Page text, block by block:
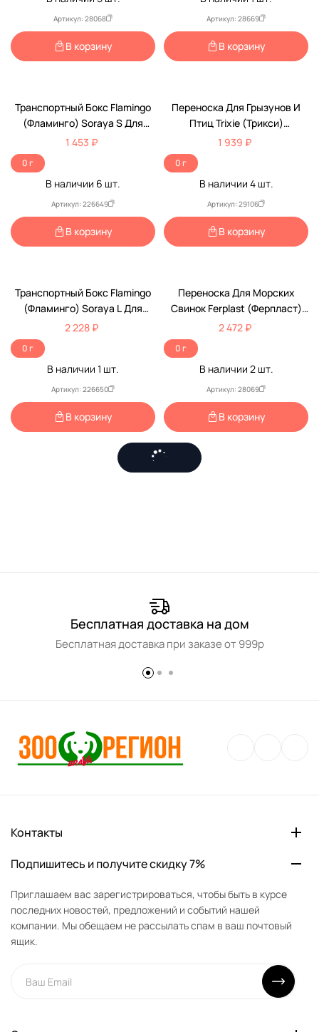
Артикул: 28068
В корзину
Артикул: 28669
В корзину
Транспортный Бокс Flamingo
(Фламинго) Soraya S Для
Перевозки Мелких Животных
19*32*22см Бордовый Fl31480
1 453 ₽
0 г
В наличии 6 шт.
Артикул: 226649
В корзину
Переноска Для Грызунов И
Птиц Trixie (Трикси)
30*18*20см 5902
1 939 ₽
0 г
В наличии 4шт.
Артикул: 29106
В корзину
Транспортный Бокс Flamingo
(Фламинго) Soraya L Для
Перевозки Мелких Животных
24 5*39*27см Бордовый
2 228 ₽
0 г
В наличии 1 шт.
Артикул: 226650
В корзину
Переноска Для Морских
Свинок Ferplast (Ферпласт)
Aladino Medium 30*23*21см
2 472 ₽
0 г
В наличии 2шт.
Артикул: 28069
В корзину
Бесплатная доставка на дом
Бесплатная доставка при заказе от 999р
Контакты
Подпишитесь и получите скидку 7%
Приглашаем вас зарегистрироваться, чтобы быть в курсе
последних новостей, предложений и событий нашей
компании. Мы обещаем не рассылать спам в ваш почтовый
ящик.